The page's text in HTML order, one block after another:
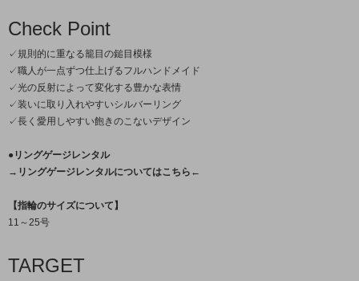
Check Point
✓規則的に重なる籠目の鎚目模様
✓職人が一点ずつ仕上げるフルハンドメイド
✓光の反射によって変化する豊かな表情
✓装いに取り入れやすいシルバーリング
✓長く愛用しやすい飽きのこないデザイン
●リングゲージレンタル
→リングゲージレンタルについてはこちら←
【指輪のサイズについて】
11～25号
TARGET